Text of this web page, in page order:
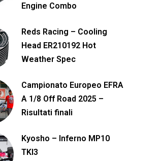
Engine Combo
Reds Racing – Cooling
Head ER210192 Hot
Weather Spec
Campionato Europeo EFRA
A 1/8 Off Road 2025 –
Risultati finali
Kyosho – Inferno MP10
TKI3